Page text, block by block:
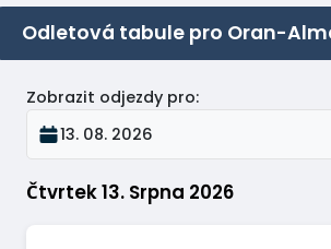
Odletová tabule pro Oran-
Čtvrtek 13. Srpna 2026
Zobrazit odjezdy pro:
13. 08. 2026